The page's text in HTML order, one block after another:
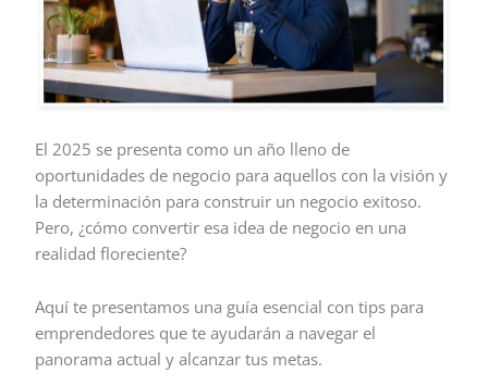
El 2025 se presenta como un año lleno de
oportunidades de negocio para aquellos con la visión y
la determinación para construir un negocio exitoso.
Pero, ¿cómo convertir esa idea de negocio en una
realidad floreciente?
Aquí te presentamos una guía esencial con tips para
emprendedores que te ayudarán a navegar el
panorama actual y alcanzar tus metas.